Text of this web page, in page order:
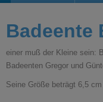
Badeente
einer muß der Kleine sein:
Badeenten Gregor und
Seine Größe beträgt 6,5 cm